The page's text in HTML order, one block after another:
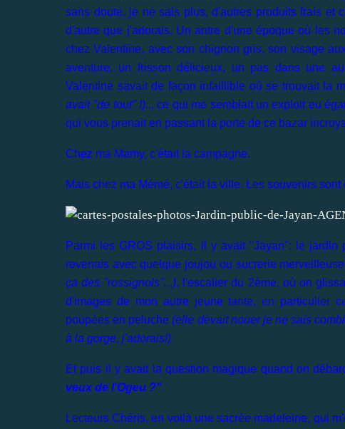
sans doute, je ne sais plus, d'autres produits frais et
d'autre que j'adorais. Un antre d'une époque où les
chez Valentine, avec son chignon gris, son visage
aventure, un frisson délicieux, un pas dans une
Valentine savait de façon infaillible où se trouvait la
avait "de tout" !)... ce qui me semblait un exploit eu
qui vous prenait en passant la porte de ce bazar
Chez ma Mamy, c'était la campagne.
Mais chez ma Mémé, c'était la ville. Les souvenirs sont
Parmi les GROS plaisirs, il y avait "Jayan": le
revenais avec quelque joujou ou sucrerie
ça des "rossignols"...), l'escalier du 2ème, où on
d'images de mon autre jeune tante, en particulier
poupées en peluche(elle devait nouer je ne sais
à la gorge, j'adorais!)
Et puis il y avait la question magique quand on
veux de l'Ogeu ?"
Lecteurs Chéris, en voilà une sacrée madeleine, qui